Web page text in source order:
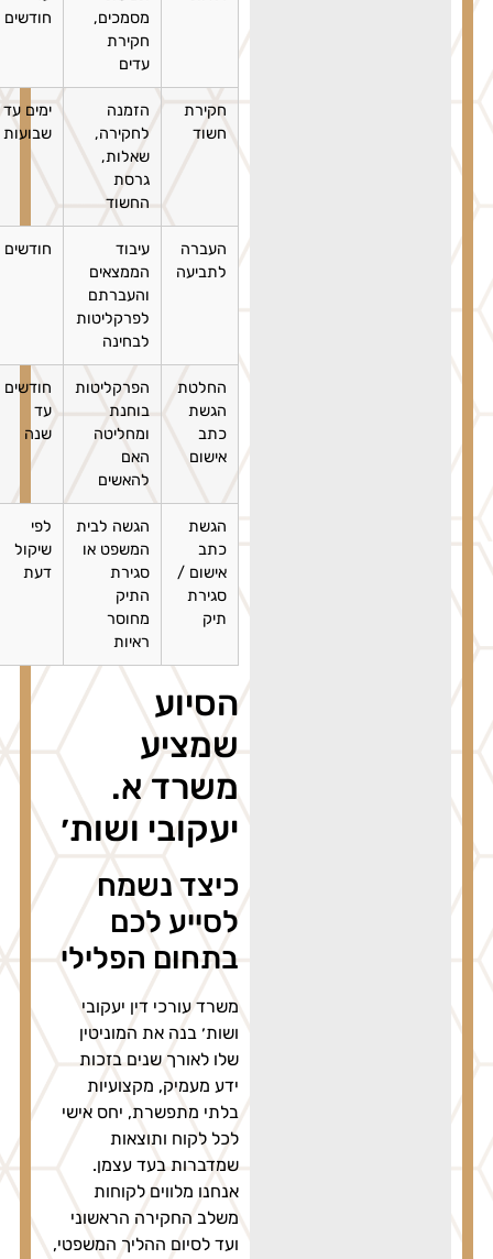
מסמכים,
חקירת
עדים
חודשים
חקירת
חשוד
הזמנה
לחקירה,
שאלות,
גרסת
החשוד
ימים עד
שבועות
העברה
לתביעה
עיבוד
הממצאים
והעברתם
לפרקליטות
לבחינה
חודשים
החלטת
הגשת
כתב
אישום
הפרקליטות
בוחנת
ומחליטה
האם
להאשים
חודשים
עד
שנה
הגשת
כתב
אישום /
סגירת
תיק
הגשה לבית
המשפט או
סגירת
התיק
מחוסר
ראיות
לפי
שיקול
דעת
הסיוע
שמציע
משרד א.
יעקובי ושות׳
כיצד נשמח
לסייע לכם
בתחום הפלילי
משרד עורכי דין יעקובי
ושות׳ בנה את המוניטין
שלו לאורך שנים בזכות
ידע מעמיק, מקצועיות
בלתי מתפשרת, יחס אישי
לכל לקוח ותוצאות
שמדברות בעד עצמן.
אנחנו מלווים לקוחות
משלב החקירה הראשוני
ועד לסיום ההליך המשפטי,